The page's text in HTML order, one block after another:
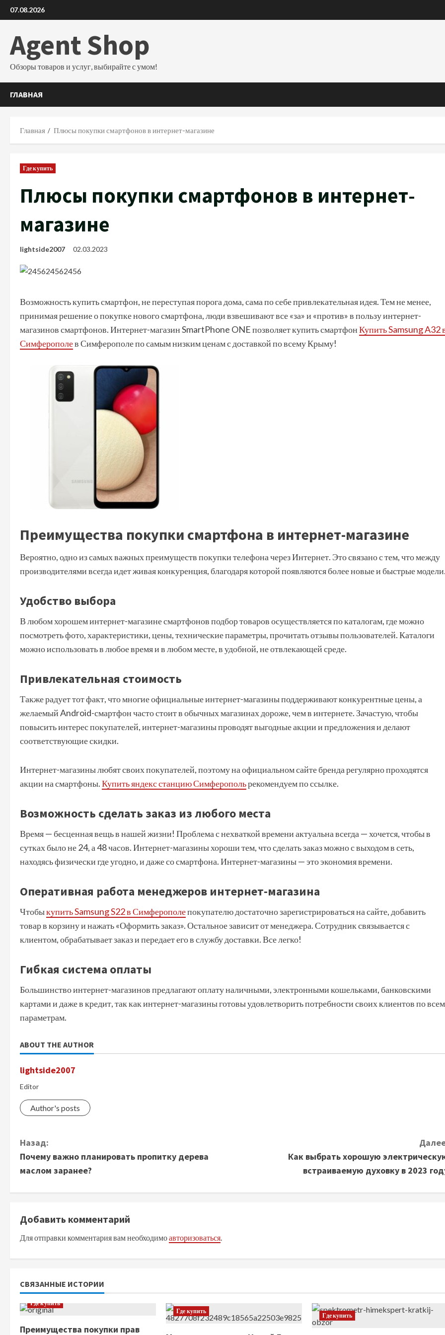
Перейти
к
07.08.2026
Agent Shop
Обзоры товаров и услуг, выбирайте с умом!
ГЛАВНАЯ
Главная Плюсы покупки смартфонов в интернет-магазине
Где купить
Плюсы покупки смартфонов в интернет-
магазине
lightside2007 02.03.2023
Возможность купить смартфон, не переступая порога дома, сама по себе привлекательная идея. Тем не менее,
принимая решение о покупке нового смартфона, люди взвешивают все «за» и «против» в пользу интернет-
магазинов смартфонов. Интернет-магазин SmartPhone ONE позволяет купить смартфонКупить Samsung A32
Симферополев Симферополе по самым низким ценам с доставкой по всему Крыму!
Преимущества покупки смартфона в интернет-магазине
Вероятно, одно из самых важных преимуществ покупки телефона через Интернет. Это связано с тем, что между
производителями всегда идет живая конкуренция, благодаря которой появляются более новые и быстрые
Удобство выбора
В любом хорошем интернет-магазине смартфонов подбор товаров осуществляется по каталогам, где можно
посмотреть фото, характеристики, цены, технические параметры, прочитать отзывы пользователей. Каталоги
можно использовать в любое время и в любом месте, в удобной, не отвлекающей среде.
Привлекательная стоимость
Также радует тот факт, что многие официальные интернет-магазины поддерживают конкурентные цены, а
желаемый Android-смартфон часто стоит в обычных магазинах дороже, чем в интернете. Зачастую, чтобы
повысить интерес покупателей, интернет-магазины проводят выгодные акции и предложения и делают
соответствующие скидки.
Интернет-магазины любят своих покупателей, поэтому на официальном сайте бренда регулярно проходятся
акции на смартфоны.Купить яндекс станцию Симферопольрекомендуем по ссылке.
Возможность сделать заказ из любого места
Время — бесценная вещь в нашей жизни! Проблема с нехваткой времени актуальна всегда — хочется, чтобы в
сутках было не 24, а 48 часов. Интернет-магазины хороши тем, что сделать заказ можно с выходом в сеть,
находясь физически где угодно, и даже со смартфона. Интернет-магазины — это экономия времени.
Оперативная работа менеджеров интернет-магазина
Чтобыкупить Samsung S22 в Симферополепокупателю достаточно зарегистрироваться на сайте, добавить
товар в корзину и нажать «Оформить заказ». Остальное зависит от менеджера. Сотрудник связывается с
клиентом, обрабатывает заказ и передает его в службу доставки. Все легко!
Гибкая система оплаты
Большинство интернет-магазинов предлагают оплату наличными, электронными кошельками, банковскими
картами и даже в кредит, так как интернет-магазины готовы удовлетворить потребности своих клиентов по всем
параметрам.
ABOUT THE AUTHOR
lightside2007
Editor
Author's posts
П
р
о
о
и
т
Назад:
Почему важно планировать пропитку дерева
маслом заранее?
Как выбрать хорошую
встраиваемую духовку в 2023
Добавить комментарий
Для отправки комментария вам необходимоавторизоваться.
СВЯЗАННЫЕ ИСТОРИИ
Где купить
Преимущества покупки прав
Где купить
Где купить